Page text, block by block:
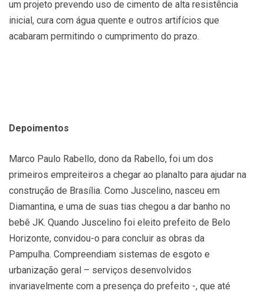
um projeto prevendo uso de cimento de alta resistência
inicial, cura com água quente e outros artifícios que
acabaram permitindo o cumprimento do prazo.
Depoimentos
Marco Paulo Rabello, dono da Rabello, foi um dos
primeiros empreiteiros a chegar ao planalto para ajudar na
construção de Brasília. Como Juscelino, nasceu em
Diamantina, e uma de suas tias chegou a dar banho no
bebê JK. Quando Juscelino foi eleito prefeito de Belo
Horizonte, convidou-o para concluir as obras da
Pampulha. Compreendiam sistemas de esgoto e
urbanização geral – serviços desenvolvidos
invariavelmente com a presença do prefeito -, que até